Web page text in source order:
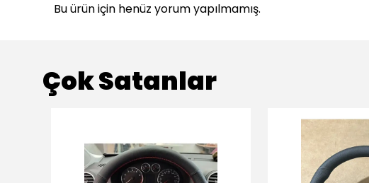
Bu ürün için henüz yorum yapılmamış.
Çok Satanlar